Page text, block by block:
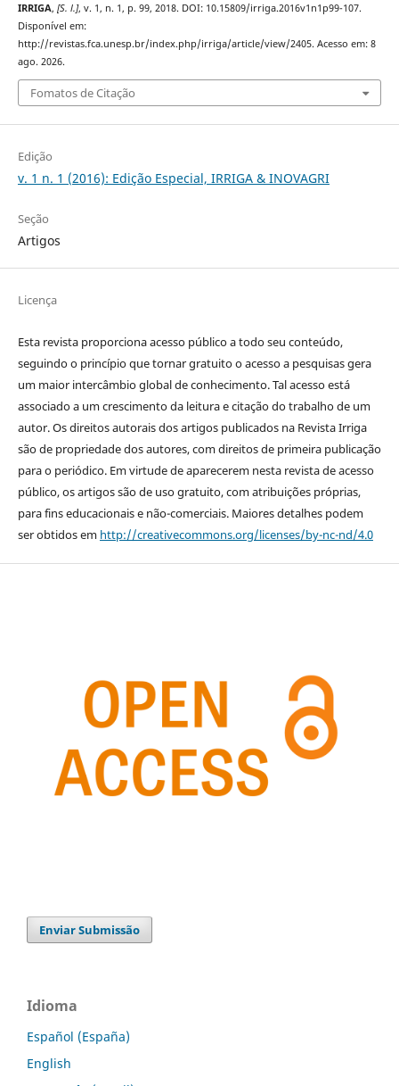
IRRIGA, [S. l.], v. 1, n. 1, p. 99, 2018. DOI: 10.15809/irriga.2016v1n1p99-107.
Disponível em:
http://revistas.fca.unesp.br/index.php/irriga/article/view/2405. Acesso em: 8
ago. 2026.
Fomatos de Citação
Edição
v. 1 n. 1 (2016): Edição Especial, IRRIGA & INOVAGRI
Seção
Artigos
Licença
Esta revista proporciona acesso público a todo seu conteúdo,
seguindo o princípio que tornar gratuito o acesso a pesquisas gera
um maior intercâmbio global de conhecimento. Tal acesso está
associado a um crescimento da leitura e citação do trabalho de um
autor. Os direitos autorais dos artigos publicados na Revista Irriga
são de propriedade dos autores, com direitos de primeira publicação
para o periódico. Em virtude de aparecerem nesta revista de acesso
público, os artigos são de uso gratuito, com atribuições próprias,
para fins educacionais e não-comerciais. Maiores detalhes podem
ser obtidos em http://creativecommons.org/licenses/by-nc-nd/4.0
Enviar Submissão
Idioma
Español (España)
English